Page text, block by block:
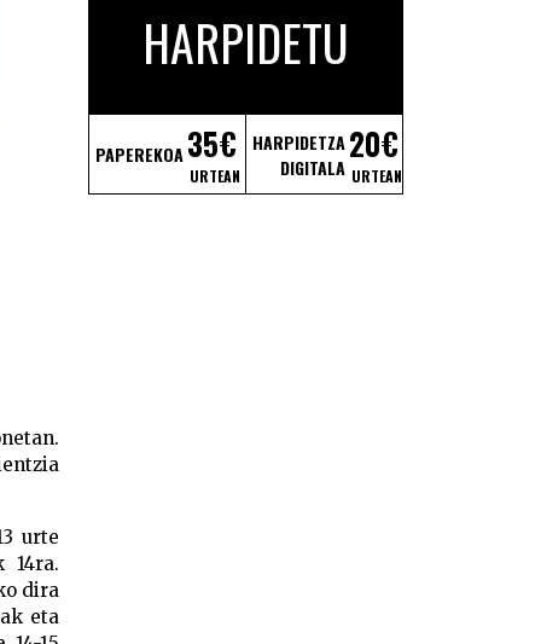
urte
14ra.
dira
eta
HARPIDETU
PAPEREKOA35€
URTEAN
HARPIDETZA
DIGITALA
20€
URTEAN